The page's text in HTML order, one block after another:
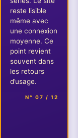
reste lisible
même avec
une connexion
moyenne. Ce
point revient
souvent dans
les retours
d’usage.
N° 07 / 12